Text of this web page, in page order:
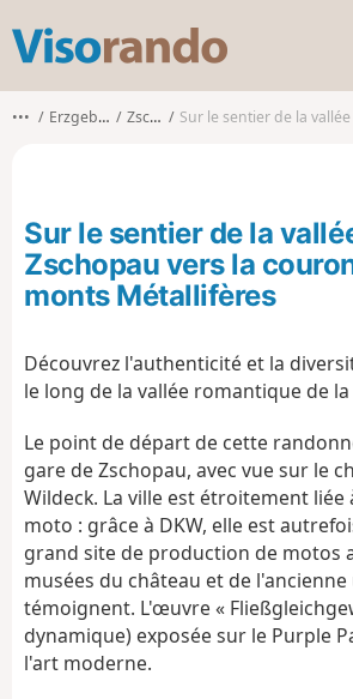
s
o
o
••• Erzgebirgskreis Zschopau Sur le sentier de la vallée de la Zschopau
Sur le sentier de la
Zschopau vers la
monts Métallifères
Découvrez l'authenticité et la
le long de la vallée romantique de
Le point de départ de cette
gare de Zschopau, avec vue sur le
Wildeck. La ville est étroitement liée
moto : grâce à DKW, elle est
grand site de production de motos
musées du château et de l'ancienne
témoignent. L'œuvre «
dynamique) exposée sur le Purple
l'art moderne.